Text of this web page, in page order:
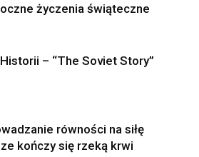
życzenia świąteczne
Historii – “The Soviet Story”
równości na siłę
kończy się rzeką krwi